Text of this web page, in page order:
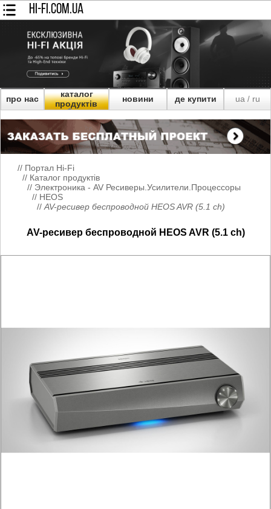
HI-FI.COM.UA
про нас
каталог
продуктів
новини де купити ua/ ru
// Портал Hi-Fi
// Каталог продуктів
// Электроника - AV Ресиверы.Усилители.Процессоры
// HEOS
// AV-ресивер беспроводной HEOS AVR (5.1 ch)
AV-ресивер беспроводной HEOS AVR (5.1 ch)